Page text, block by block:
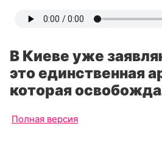
В Киеве уже
это единственная
которая
Полная версия